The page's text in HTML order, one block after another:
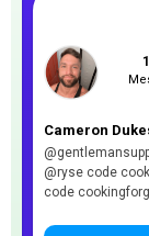
Cameron
@ryse code
code